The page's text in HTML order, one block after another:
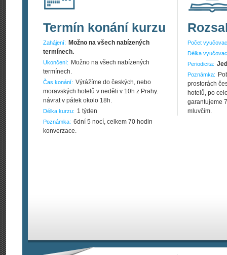
Termín konání kurzu
Zahájení:
Možno na všech nabízených
termínech.
Ukončení:
Možno na všech nabízených
termínech.
Čas konání: Výrážíme do českých, nebo
moravských hotelů v neděli v 10h z Prahy.
návrat v pátek okolo 18h.
Délka kurzu: 1 týden
Poznámka: 6dní 5 nocí, celkem 70 hodin
konverzace.
Počet
Délka
Periodicita:
Poznámka:
prostorách
hotelů, po
garantujeme
mluvčím.